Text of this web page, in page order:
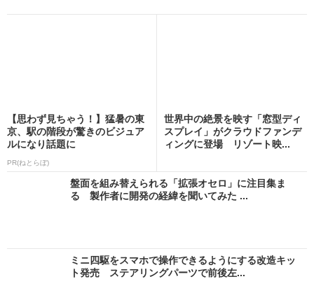
【思わず見ちゃう！】猛暑の東
京、駅の階段が驚きのビジュア
ルになり話題に
PR(ねとらぼ)
世界中の絶景を映す「窓型ディ
スプレイ」がクラウドファンデ
ィングに登場 リゾート映...
盤面を組み替えられる「拡張オセロ」に注目集ま
る 製作者に開発の経緯を聞いてみた ...
ミニ四駆をスマホで操作できるようにする改造キッ
ト発売 ステアリングパーツで前後左...